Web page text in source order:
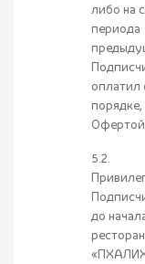
либо на
периода
5.2.
до